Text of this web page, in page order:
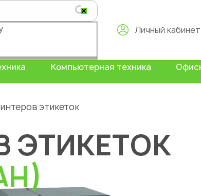
Личный кабинет
Компьютерная техника
этикеток
ЭТИКЕТОК